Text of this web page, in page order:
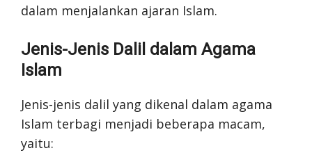
dalam menjalankan ajaran Islam.
Jenis-Jenis Dalil dalam Agama
Islam
Jenis-jenis dalil yang dikenal dalam agama
Islam terbagi menjadi beberapa macam,
yaitu: